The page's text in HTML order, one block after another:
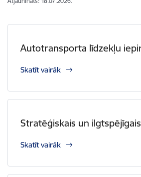
Autotransporta līdzekļu
Skatīt vairāk
Stratēģiskais un
Skatīt vairāk